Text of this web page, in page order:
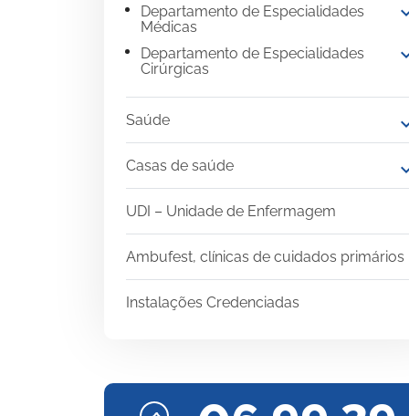
Departamento de Especialidades
Médicas
Departamento de Especialidades
Cirúrgicas
Saúde
Casas de saúde
UDI – Unidade de Enfermagem
Ambufest, clínicas de cuidados primários
Instalações Credenciadas